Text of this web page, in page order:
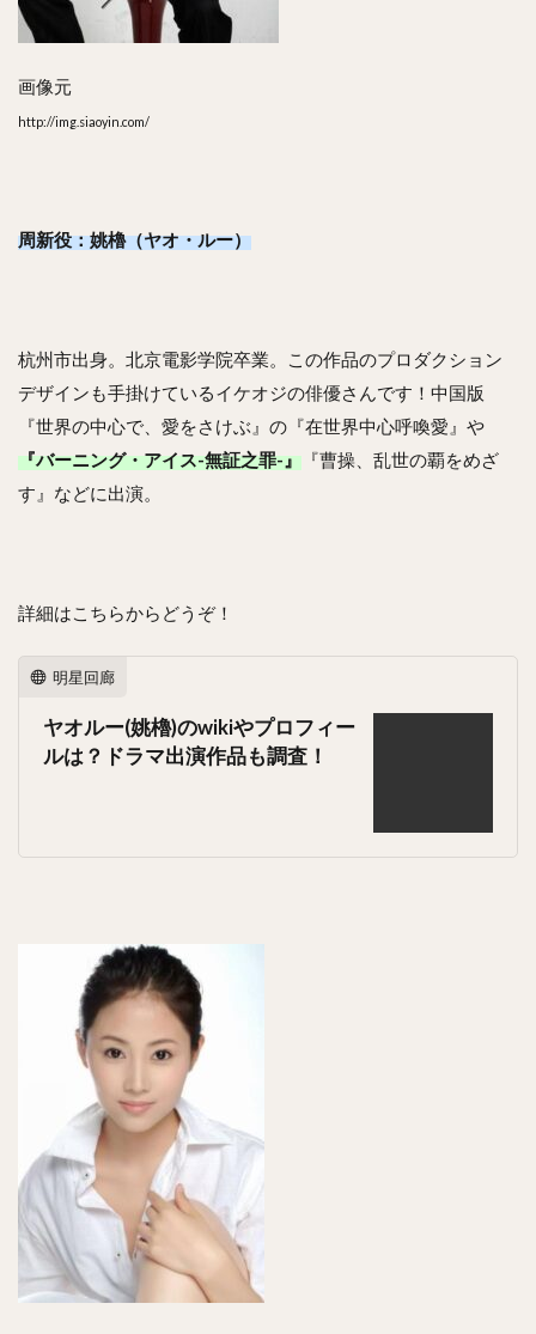
画像元
http://img.siaoyin.com/
周新役：姚櫓（ヤオ・ルー）
杭州市出身。北京電影学院卒業。この作品のプロダクション
デザインも手掛けているイケオジの俳優さんです！中国版
『世界の中心で、愛をさけぶ』の『在世界中心呼喚愛』や
『バーニング・アイス-無証之罪-』 『曹操、乱世の覇をめざ
す』などに出演。
詳細はこちらからどうぞ！
明星回廊
ヤオルー(姚櫓)のwikiやプロフィー
ルは？ドラマ出演作品も調査！